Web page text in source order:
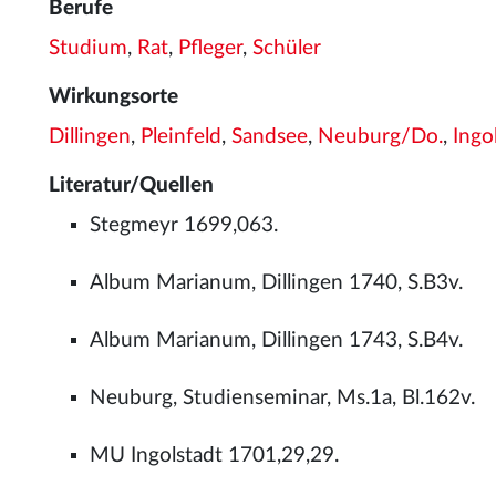
Berufe
Studium, Rat, Pfleger, Schüler
Wirkungsorte
Dillingen, Pleinfeld , Sandsee, Neuburg/Do.,
Literatur/Quellen
Stegmeyr 1699,063.
Album Marianum, Dillingen 1740, S.B3v.
Album Marianum, Dillingen 1743, S.B4v.
Neuburg, Studienseminar, Ms.1a, Bl.162v.
MU Ingolstadt 1701,29,29.